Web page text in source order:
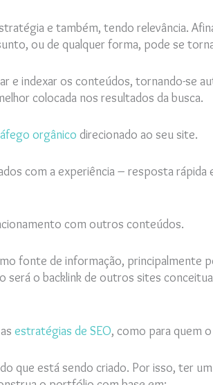
e também, tendo relevância.
ou de qualquer forma, pode se
e indexar os conteúdos, tornando-se
colocada nos resultados da busca.
orgânico direcionado ao seu site.
com a experiência – resposta rápida
com outros conteúdos.
fonte de informação, principalmente
será o backlink de outros sites
estratégias de SEO, como para quem
que está sendo criado. Por isso, ter